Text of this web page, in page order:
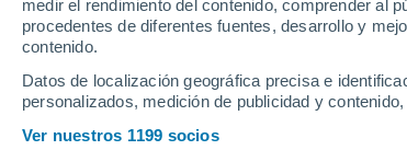
medir el rendimiento del contenido, comprender al
procedentes de diferentes fuentes, desarrollo y
contenido.
Datos de localización geográfica precisa e
personalizados, medición de publicidad y
Ver nuestros 1199 socios